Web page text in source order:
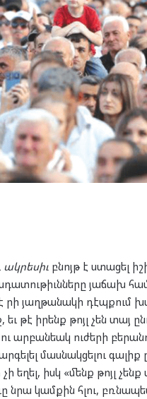
ակրեսիւ բնոյթ է ստացել
յաճախ
յաղթանակի դէպքում
թէ իրենք թոյլ չեն տայ
արբանեակ ուժերի
մասնակցելու
եղել, իսկ «մենք թոյլ
կամքին հլու,